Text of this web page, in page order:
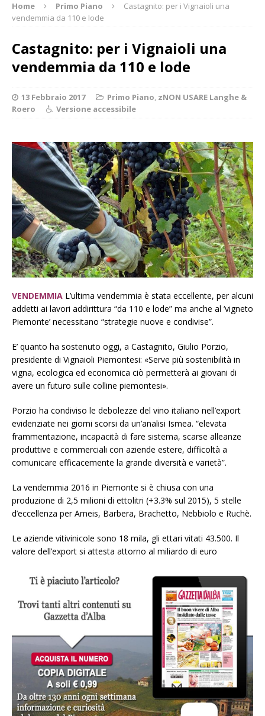
Home Primo Piano
Castagnito: per i Vignaioli una
vendemmia da 110 e lode
Castagnito: per i Vignaioli una
vendemmia da 110 e lode
13 Febbraio 2017 Primo Piano, zNON USARE Langhe &
Roero
Versione accessibile
VENDEMMIA L’ultima vendemmia è stata eccellente, per alcuni
addetti ai lavori addirittura “da 110 e lode” ma anche al ‘vigneto
Piemonte’ necessitano “strategie nuove e condivise”.
E’ quanto ha sostenuto oggi, a Castagnito, Giulio Porzio,
presidente di Vignaioli Piemontesi: «Serve più sostenibilità in
vigna, ecologica ed economica ciò permetterà ai giovani di
avere un futuro sulle colline piemontesi».
Porzio ha condiviso le debolezze del vino italiano nell’export
evidenziate nei giorni scorsi da un’analisi Ismea. “elevata
frammentazione, incapacità di fare sistema, scarse alleanze
produttive e commerciali con aziende estere, difficoltà a
comunicare efficacemente la grande diversità e varietà”.
La vendemmia 2016 in Piemonte si è chiusa con una
produzione di 2,5 milioni di ettolitri (+3.3% sul 2015), 5 stelle
d’eccellenza per Arneis, Barbera, Brachetto, Nebbiolo e Ruchè.
Le aziende vitivinicole sono 18 mila, gli ettari vitati 43.500. Il
valore dell’export si attesta attorno al miliardo di euro